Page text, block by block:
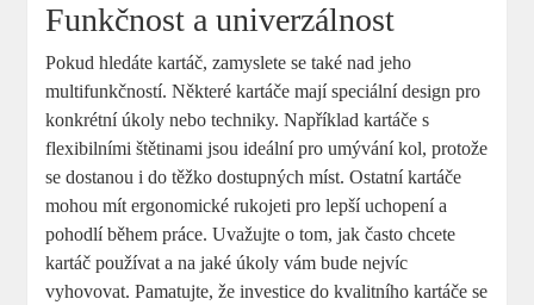
Funkčnost a univerzálnost
Pokud⁣ hledáte ⁢kartáč,‍ zamyslete ‍se ⁢také nad jeho
multifunkčností. Některé kartáče mají speciální design pro
konkrétní úkoly nebo techniky. Například kartáče s
flexibilními štětinami ‍jsou ideální pro umývání kol, protože
‌se dostanou i ‌do těžko dostupných ​míst. Ostatní ‍kartáče
‍mohou mít ergonomické ‍rukojeti pro lepší‌ uchopení a
pohodlí během práce. Uvažujte o⁢ tom, jak často‌ chcete
⁤kartáč ⁢používat a na jaké úkoly vám bude ​nejvíc
vyhovovat. Pamatujte, že investice do kvalitního‌ kartáče ⁣se